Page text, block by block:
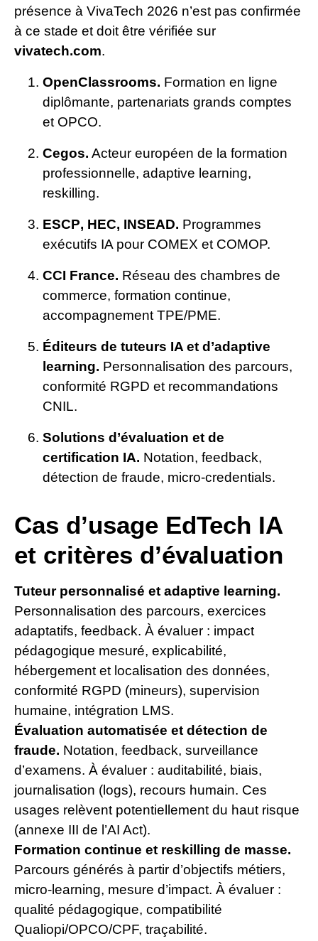
présence à VivaTech 2026 n’est pas confirmée
à ce stade et doit être vérifiée sur
vivatech.com.
OpenClassrooms. Formation en ligne
diplômante, partenariats grands comptes
et OPCO.
Cegos. Acteur européen de la formation
professionnelle, adaptive learning,
reskilling.
ESCP, HEC, INSEAD. Programmes
exécutifs IA pour COMEX et COMOP.
CCI France. Réseau des chambres de
commerce, formation continue,
accompagnement TPE/PME.
Éditeurs de tuteurs IA et d’adaptive
learning. Personnalisation des parcours,
conformité RGPD et recommandations
CNIL.
Solutions d’évaluation et de
certification IA. Notation, feedback,
détection de fraude, micro-credentials.
Cas d’usage EdTech IA
et critères d’évaluation
Tuteur personnalisé et adaptive learning.
Personnalisation des parcours, exercices
adaptatifs, feedback. À évaluer : impact
pédagogique mesuré, explicabilité,
hébergement et localisation des données,
conformité RGPD (mineurs), supervision
humaine, intégration LMS.
Évaluation automatisée et détection de
fraude. Notation, feedback, surveillance
d’examens. À évaluer : auditabilité, biais,
journalisation (logs), recours humain. Ces
usages relèvent potentiellement du haut risque
(annexe III de l’AI Act).
Formation continue et reskilling de masse.
Parcours générés à partir d’objectifs métiers,
micro-learning, mesure d’impact. À évaluer :
qualité pédagogique, compatibilité
Qualiopi/OPCO/CPF, traçabilité.